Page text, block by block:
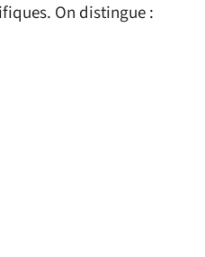
On distingue :